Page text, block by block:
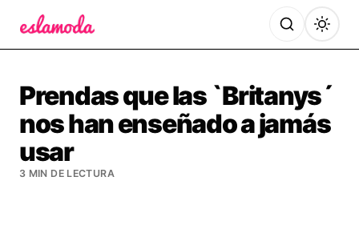
Prendas que las `Britanys´
nos han enseñado a jamás
usar
3 MIN DE LECTURA